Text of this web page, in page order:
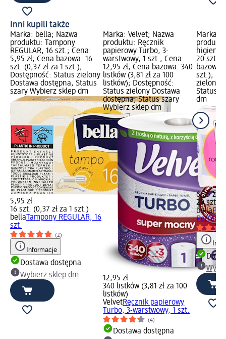
Inni kupili także
Marka: bella; Nazwa
produktu: Tampony
REGULAR, 16 szt.; Cena:
5,95 zł; Cena bazowa: 16
szt. (0,37 zł za 1 szt.);
Dostępność: Status zielony
Dostawa dostępna, Status
szary Wybierz sklep dm
5,95 zł
16 szt. (0,37 zł za 1 szt.)
bella Tampony REGULAR, 16
szt.
(2)
Informacje
Dostawa dostępna
Wybierz sklep dm
Marka: Velvet; Nazwa
produktu: Ręcznik
papierowy Turbo, 3-
warstwowy, 1 szt.; Cena:
12,95 zł; Cena bazowa: 340
listków (3,81 zł za 100
listków); Dostępność:
Status zielony Dostawa
dostępna, Status szary
Wybierz sklep dm
12,95 zł
340 listków (3,81 zł za 100
listków)
VelvetRęcznik papierowy
Turbo, 3-warstwowy, 1 szt.
(4)
Dostawa dostępna
Marka:
20 szt.;
bazowa:
szt.);
zielony
Status
dm
6,35 zł
20 szt.
bella
Perfecta